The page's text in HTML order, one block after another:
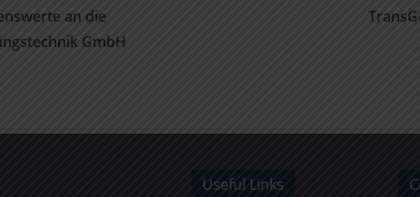
an die
GmbH
Useful Links